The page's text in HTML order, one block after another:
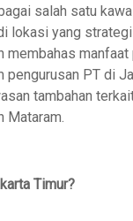
salah satu
lokasi yang
membahas
pengurusan PT di
tambahan
Mataram.
Timur?